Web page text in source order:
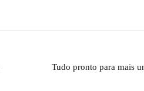
Tudo pronto para mais